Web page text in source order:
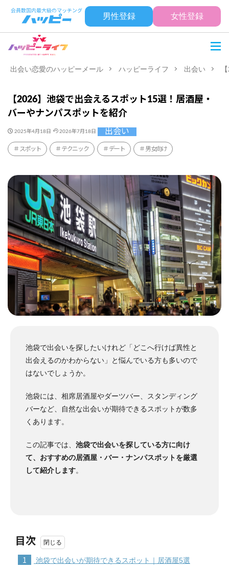
男性登録 女性登録
出会い恋愛のハッピーメール ハッピーライフ 出会い
【2026】池袋で出会えるスポット15選！居酒屋・
バーやナンパスポットを紹介
2025年4月18日 2026年7月18日 出会い
スポット テクニック デート 男女向け
池袋で出会いを探したいけれど「どこへ行けば異性と
出会えるのかわからない」と悩んでいる方も多いので
はないでしょうか。
池袋には、相席居酒屋やダーツバー、スタンディング
バーなど、自然な出会いが期待できるスポットが数多
くあります。
この記事では、 池袋で出会いを探している方に向け
て、おすすめの居酒屋・バー・ナンパスポットを厳選
して紹介します。
目次
1 池袋で出会いが期待できるスポット｜居酒屋5選